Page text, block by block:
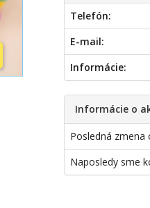
Telefón:
E-mail:
Informácie:
Informácie o
Posledná zmena
Naposledy sme